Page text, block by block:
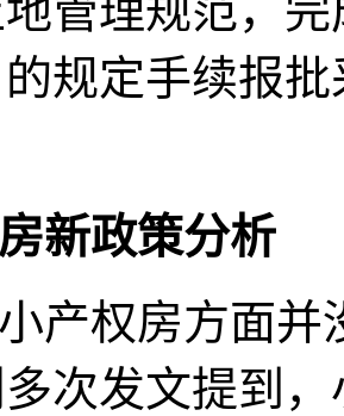
管理规范，
规定手续报
新政策分析
产权房方面
次发文提到